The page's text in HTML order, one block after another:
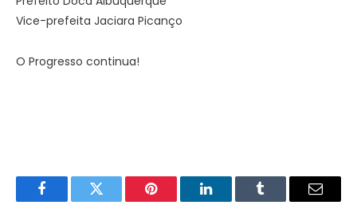
Vice-prefeita Jaciara Picanço
O Progresso continua!
FacebookTwitter Pinterest LinkedInTumblr
E-